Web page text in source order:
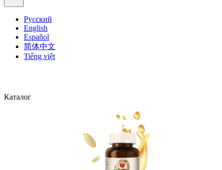
Русский
English
Español
简体中文
Tiếng việt
Каталог